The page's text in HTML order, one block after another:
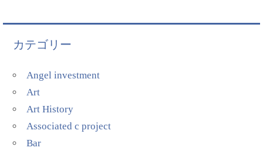
カテゴリー
Angel investment
Art
Art History
Associated c project
Bar